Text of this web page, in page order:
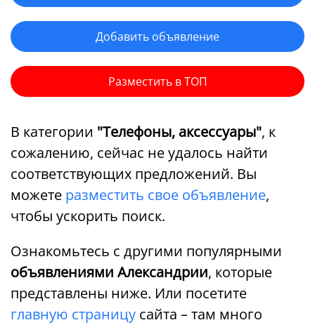
Добавить объявление
Разместить в ТОП
В категории "Телефоны, аксессуары", к
сожалению, сейчас не удалось найти
соответствующих предложений. Вы
можете разместить свое объявление,
чтобы ускорить поиск.
Ознакомьтесь с другими популярными
объявлениями Александрии, которые
представлены ниже. Или посетите
главную страницу сайта – там много